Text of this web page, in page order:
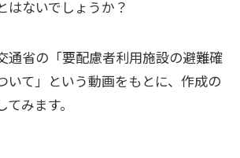
はないでしょうか？
通省の「要配慮者利用施設の避難確
いて」という動画をもとに、作成の
みます。